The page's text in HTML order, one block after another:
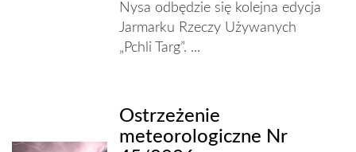
Nysa odbędzie się kolejna edycja
Jarmarku Rzeczy Używanych
„Pchli Targ”. ...
Ostrzeżenie
meteorologiczne Nr